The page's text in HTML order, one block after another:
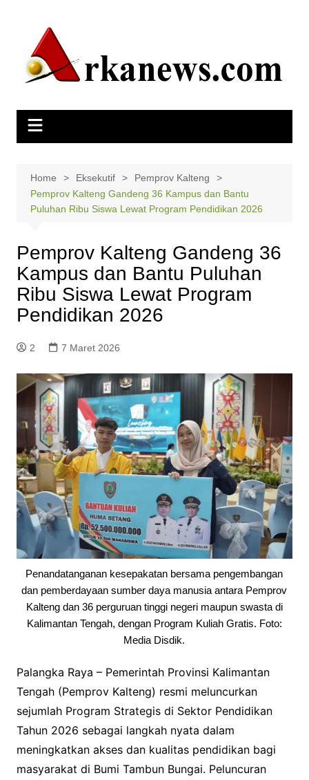
Home Eksekutif
Pemprov Kalteng
Pemprov Kalteng Gandeng 36 Kampus dan Bantu
Puluhan Ribu Siswa Lewat Program Pendidikan 2026
Pemprov Kalteng Gandeng 36
Kampus dan Bantu Puluhan
Ribu Siswa Lewat Program
Pendidikan 2026
2 7 Maret 2026
Penandatanganan kesepakatan bersama pengembangan
dan pemberdayaan sumber daya manusia antara Pemprov
Kalteng dan 36 perguruan tinggi negeri maupun swasta di
Kalimantan Tengah, dengan Program Kuliah Gratis. Foto:
Media Disdik.
Palangka Raya – Pemerintah Provinsi Kalimantan
Tengah (Pemprov Kalteng) resmi meluncurkan
sejumlah Program Strategis di Sektor Pendidikan
Tahun 2026 sebagai langkah nyata dalam
meningkatkan akses dan kualitas pendidikan bagi
masyarakat di Bumi Tambun Bungai. Peluncuran